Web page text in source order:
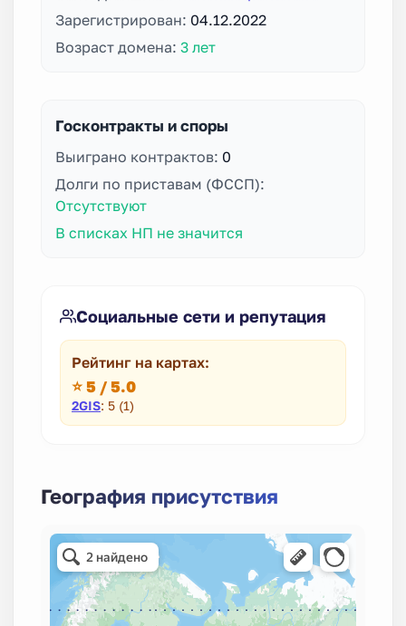
Зарегистрирован: 04.12.2022
Возраст домена: 3 лет
Госконтракты и споры
Выиграно контрактов: 0
Долги по приставам (ФССП):
Отсутствуют
В списках НП не значится
Социальные сети и репутация
Рейтинг на картах:
⭐ 5 / 5.0
2GIS: 5 (1)
География присутствия